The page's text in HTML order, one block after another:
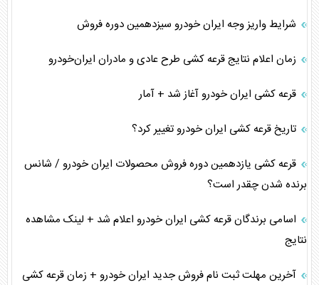
شرایط واریز وجه ایران خودرو سیزدهمین دوره فروش
زمان اعلام نتایج قرعه کشی طرح عادی و مادران ایران‌خودرو
قرعه کشی ایران خودرو آغاز شد + آمار
تاریخ قرعه کشی ایران خودرو تغییر کرد؟
قرعه کشی یازدهمین دوره فروش محصولات ایران خودرو / شانس
برنده شدن چقدر است؟
اسامی برندگان قرعه کشی ایران خودرو اعلام شد + لینک مشاهده
نتایج
آخرین مهلت ثبت نام فروش جدید ایران خودرو + زمان قرعه کشی